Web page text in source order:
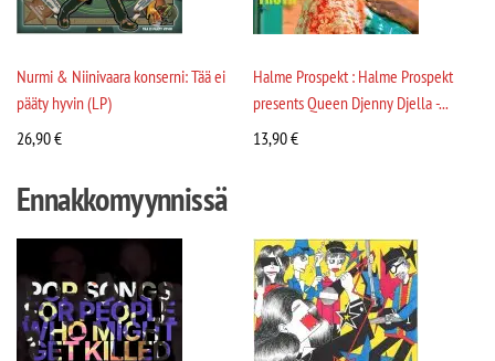
Nurmi & Niinivaara konserni: Tää ei
pääty hyvin (LP)
26,90€
Halme Prospekt : Halme Prospekt
presents Queen Djenny Djella -...
13,90€
Ennakkomyynnissä